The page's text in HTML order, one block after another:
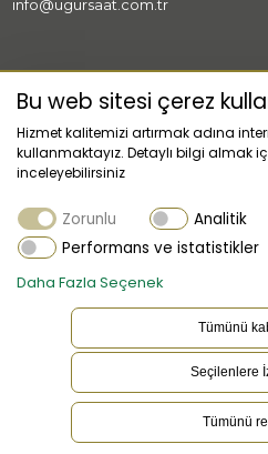
info@ugursaat.com.tr
MARKALAR
KURUMSAL
MÜŞTERİ HİZMETLERİ
Dil TR
Bu web sitesi çerez
Hizmet kalitemizi artırmak adına
kullanmaktayız. Detaylı bilgi almak
inceleyebilirsiniz
Zorunlu
Analitik
Performans ve istatistikler
Daha Fazla Seçenek
Tümünü
Seçilenlere
Tümünü